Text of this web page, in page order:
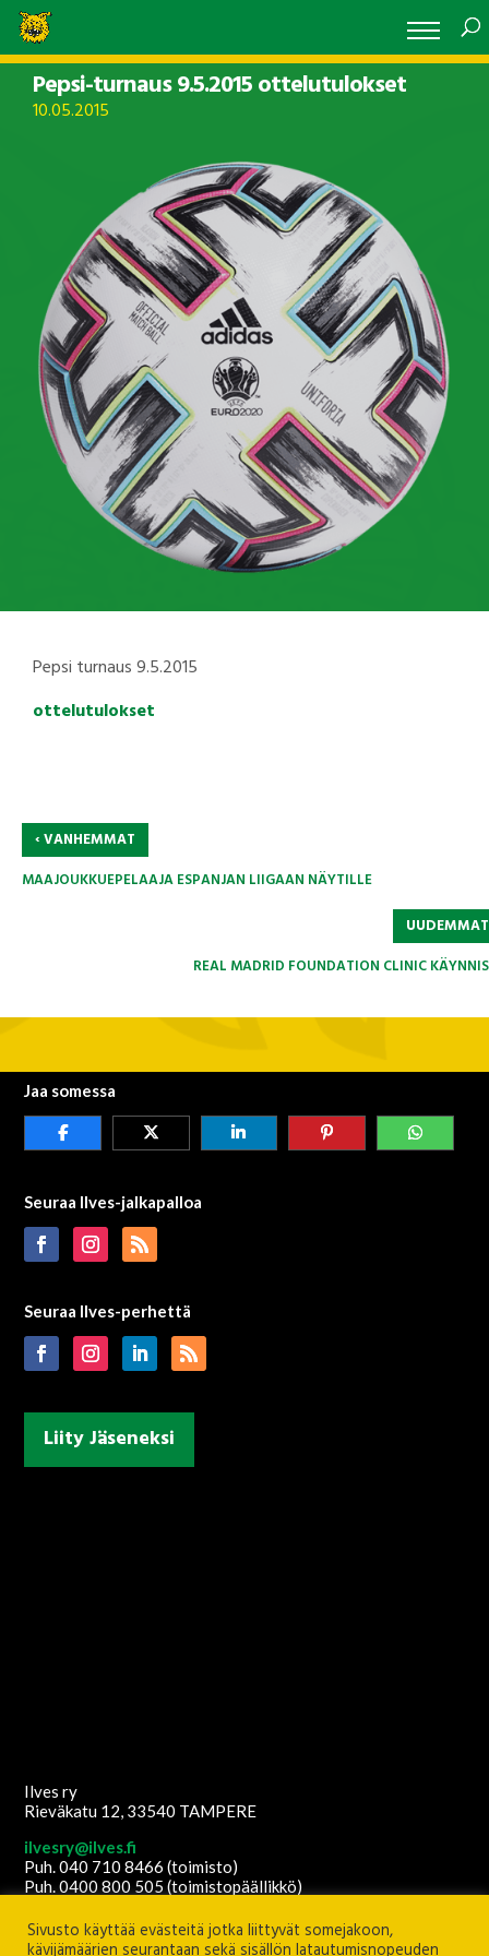
Pepsi-turnaus 9.5.2015 ottelutulokset
10.05.2015
Pepsi turnaus 9.5.2015
ottelutulokset
‹VANHEMMAT
MAAJOUKKUEPELAAJA ESPANJAN LIIGAAN NÄYTILLE
REAL MADRID FOUNDATION CLINIC
Jaa somessa
Seuraa Ilves-jalkapalloa
Seuraa Ilves-perhettä
Liity Jäseneksi
Ilves ry
Rieväkatu 12, 33540 TAMPERE
ilvesry@ilves.fi
Puh. 040 710 8466 (toimisto)
Puh. 0400 800 505 (toimistopäällikkö)
Sisältöanti: Ilves ry
Ulkoasu ja etusivun grafiikat:Juha Kurkikangas
Sivusto käyttää evästeitä jotka liittyvät somejakoon,